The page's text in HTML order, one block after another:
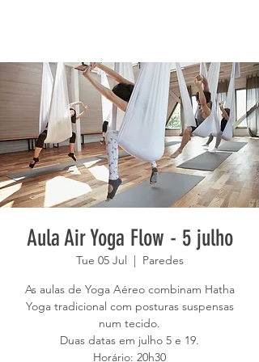
Aula Air Yoga Flow - 5 julho
Tue 05 Jul
  |
Paredes
As aulas de Yoga Aéreo combinam Hatha
Yoga tradicional com posturas suspensas
num tecido.
Duas datas em julho 5 e 19.
Horário: 20h30